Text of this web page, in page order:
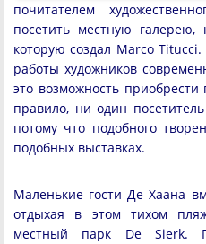
почитателем
посетить местную
которую создал Marco
работы художников
это возможность
правило, ни один
потому что подобного
подобных выставках.
Маленькие гости Де Хаана
отдыхая в этом тихом
местный парк De Sierk.